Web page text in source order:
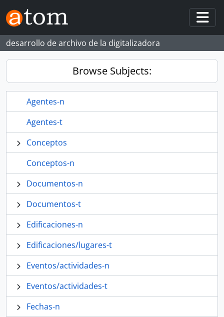
Skip to main content
desarrollo de archivo de la digitalizadora
Browse Subjects:
Agentes-n
Agentes-t
Conceptos
Conceptos-n
Documentos-n
Documentos-t
Edificaciones-n
Edificaciones/lugares-t
Eventos/actividades-n
Eventos/actividades-t
Fechas-n